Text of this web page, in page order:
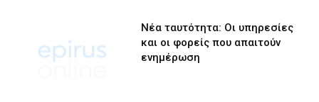
Νέα ταυτότητα: Οι υπηρεσίες
και οι φορείς που απαιτούν
ενημέρωση